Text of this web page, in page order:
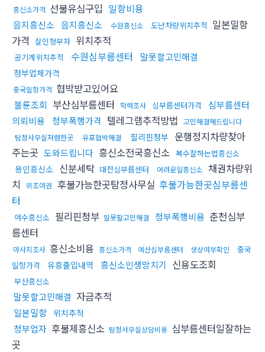
흥신소가격 선불유심구입 밀항비용
음지흥신소 음지흥신소 수원흥신소 도난차량위치추적 일본밀항
가격 살인청부자 위치추적
공기계위치추적 수원심부름센터 말못할고민해결
청부업체가격
중국밀항가격 협박받고있어요
불륜조회 부산심부름센터 학력조사 심부름센터가격
심부름센터
의뢰비용
청부폭행가격 텔레그램추적방법 고민해결해드립니다
탐정사무실저렴한곳
유포협박해결 필리핀청부 운행정지차량찾아
주는곳 도와드립니다 흥신소전국흥신소 복수잘하는법흥신소
용인흥신소 신분세탁 대전심부름센터 어려운일흥신소
채권차량위
치
위조여권 후불가능한곳탐정사무실 후불가능한곳심부름센
터
여수흥신소 필리핀청부 말못할고민해결 청부폭행비용 춘천심부
름센터
마사지조사 흥신소비용 흥신소가격 예산심부름센터 생상여부확인
중국
밀항가격
유흥출입내역 흥신소인생망치기 신용도조회
부산흥신소
말못할고민해결 자금추적
일본밀항 위치추적
청부업자 후불제흥신소 탐정사무실상담비용 심부름센터일잘하는
곳